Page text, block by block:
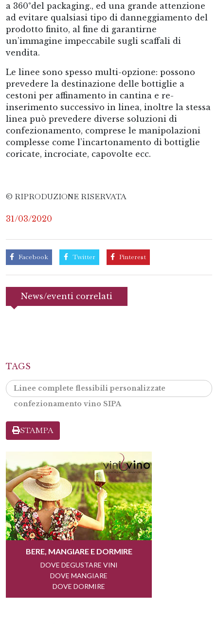
a 360°del packaging., ed una grande attenzione
ad evitare qualsiasi tipo di danneggiamento del
prodotto finito, al fine di garantirne
un’immagine impeccabile sugli scaffali di
vendita.
Le linee sono spesso multi-opzione: possono
prevedere la destinazione delle bottiglie a
cestoni per affinamento in cantina e re-
inserimento successivo in linea, inoltre la stessa
linea può prevedere diverse soluzioni di
confezionamento, comprese le manipolazioni
complesse come l’incartonamento di bottiglie
coricate, incrociate, capovolte ecc.
© RIPRODUZIONE RISERVATA
31/03/2020
Facebook Twitter Pinterest
News/eventi correlati
TAGS
Linee complete flessibili personalizzate
confezionamento vino SIPA
STAMPA